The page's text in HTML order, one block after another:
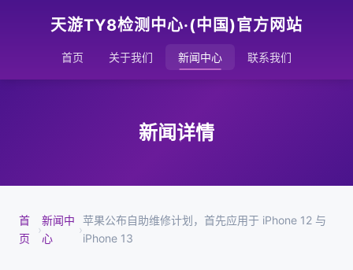
天游TY8检测中心·(中国)官方网站
首页 关于我们 新闻中心 联系我们
新闻详情
首
页
›
新闻中
心
›
苹果公布自助维修计划，首先应用于 iPhone 12 与
iPhone 13